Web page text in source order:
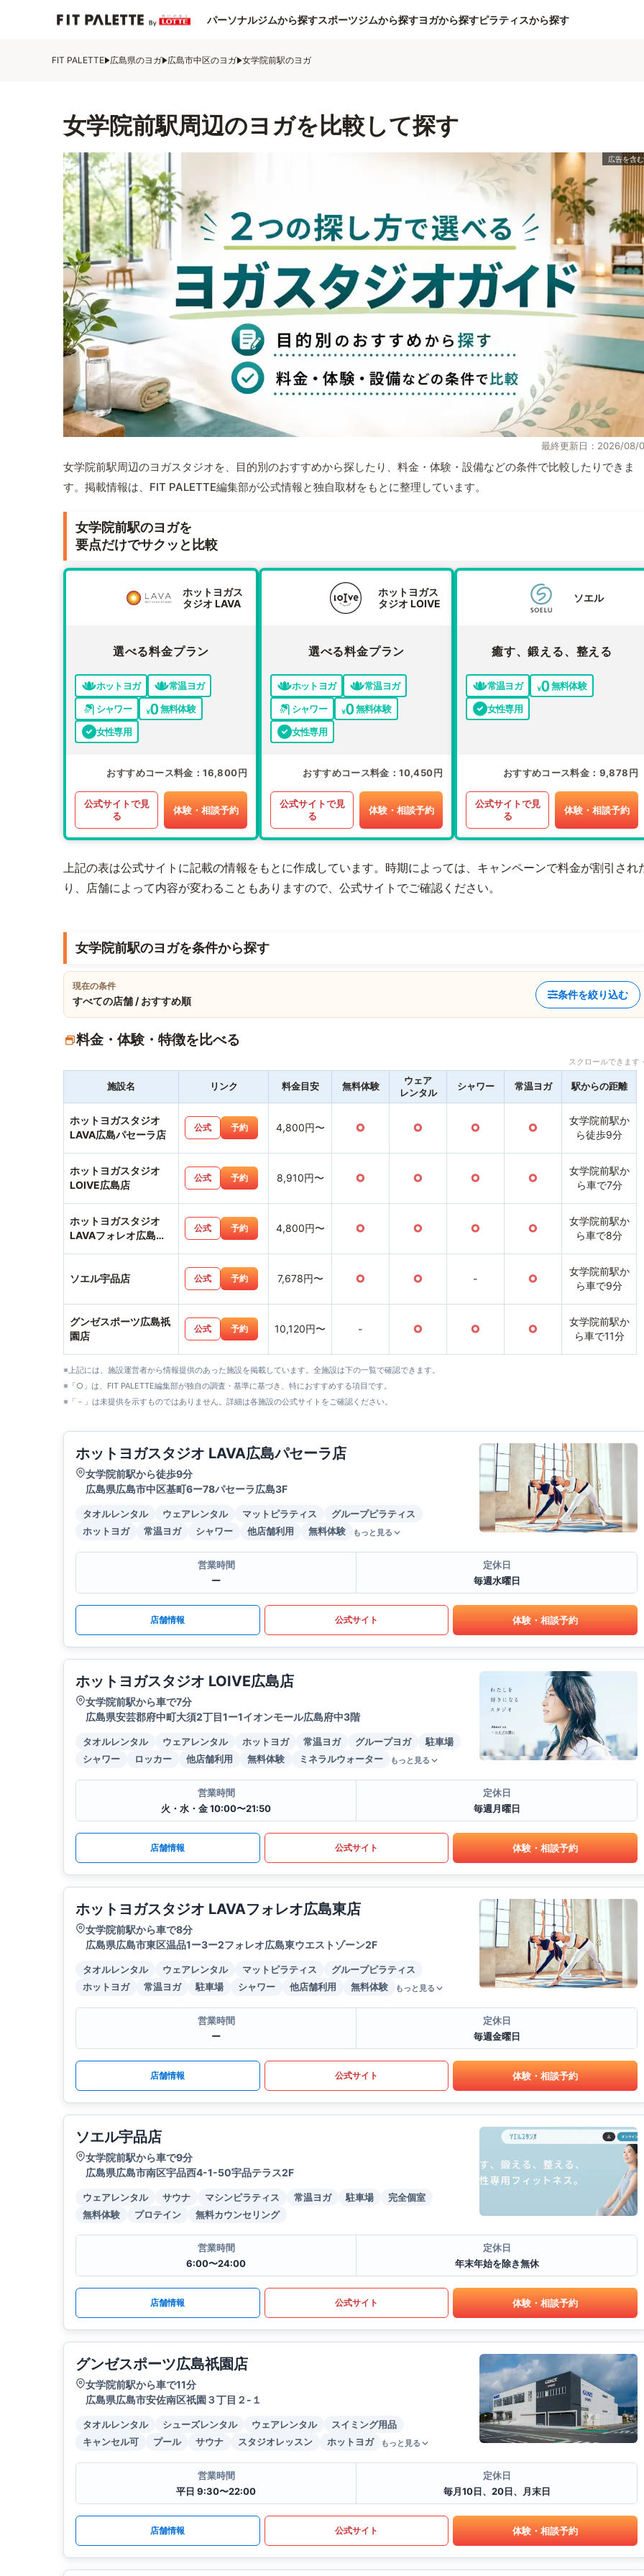
パーソナルジムから探すスポーツジムから探すヨガから探すピラティスから探す
FIT PALETTE 広島県のヨガ 広島市中区のヨガ 女学院前駅のヨガ
女学院前駅周辺のヨガを比較して探す
最終更新日：2026/08/
女学院前駅周辺のヨガスタジオを、目的別のおすすめから探したり、料金・体験・設備などの条件で比較したりできま
す。掲載情報は、FIT PALETTE編集部が公式情報と独自取材をもとに整理しています。
女学院前駅のヨガを
要点だけでサクッと比較
ホットヨガス
タジオ LAVA
選べる料金プラン
ホットヨガ
常温ヨガ
シャワー
無料体験
女性専用
おすすめコース料金 16,800円
公式サイトで見
る
体験・相談予約
ホットヨガス
タジオ LOIVE
選べる料金プラン
ホットヨガ
常温ヨガ
シャワー
無料体験
女性専用
おすすめコース料金 10,450円
公式サイトで見
る
体験・相談予約
ソエル
癒す、鍛える、整える
常温ヨガ
無料体験
女性専用
おすすめコース料金 9,878円
公式サイトで見
る
体験・相談予約
上記の表は公式サイトに記載の情報をもとに作成しています。時期によっては、キャンペーンで料金が割引され
り、店舗によって内容が変わることもありますので、公式サイトでご確認ください。
女学院前駅のヨガを条件から探す
現在の条件
すべての店舗 / おすすめ順
条件を絞り込む
料金・体験・特徴を比べる
スクロールできま
施設名 リンク 料金目安 無料体験
ウェア
レンタル
シャワー 常温ヨガ 駅からの距離
ホットヨガスタジオ
LAVA広島パセーラ店
公式 予約 4,800円〜 ○ ○ ○ ○
女学院前駅か
ら徒歩9分
ホットヨガスタジオ
LOIVE広島店
公式 予約 8,910円〜 ○ ○ ○ ○
女学院前駅か
ら車で7分
ホットヨガスタジオ
LAVAフォレオ広島東
公式 予約 4,800円〜 ○ ○ ○ ○
女学院前駅か
ら車で8分
ソエル宇品店 公式 予約 7,678円〜 ○ ○ - ○
女学院前駅か
ら車で9分
グンゼスポーツ広島祇
園店
公式 予約 10,120円〜 - ○ ○ ○
女学院前駅か
ら車で11分
※上記には、施設運営者から情報提供のあった施設を掲載しています。全施設は下の一覧で確認できます。
※「○」は、FIT PALETTE編集部が独自の調査・基準に基づき、特におすすめする項目です。
※「－」は未提供を示すものではありません。詳細は各施設の公式サイトをご確認ください。
ホットヨガスタジオ LAVA広島パセーラ店
女学院前駅から徒歩9分
広島県広島市中区基町6ー78パセーラ広島3F
タオルレンタル ウェアレンタル マットピラティス
グループピラティス
ホットヨガ
常温ヨガ シャワー 他店舗利用 無料体験 もっと見る
営業時間
ー
定休日
毎週水曜日
店舗情報 公式サイト 体験・相談予約
ホットヨガスタジオ LOIVE広島店
女学院前駅から車で7分
広島県安芸郡府中町大須2丁目1ー1イオンモール広島府中3階
タオルレンタル ウェアレンタル ホットヨガ 常温ヨガ グループヨガ
駐車場
シャワー
ロッカー 他店舗利用 無料体験 ミネラルウォーター もっと見る
営業時間
火・水・金 10:00〜21:50
定休日
毎週月曜日
店舗情報 公式サイト 体験・相談予約
ホットヨガスタジオ LAVAフォレオ広島東店
女学院前駅から車で8分
広島県広島市東区温品1ー3ー2フォレオ広島東ウエストゾーン2F
タオルレンタル ウェアレンタル マットピラティス
グループピラティス
ホットヨガ
常温ヨガ 駐車場 シャワー 他店舗利用 無料体験 もっと見る
営業時間
ー
定休日
毎週金曜日
店舗情報 公式サイト 体験・相談予約
ソエル宇品店
女学院前駅から車で9分
広島県広島市南区宇品西4-1-50宇品テラス2F
ウェアレンタル サウナ マシンピラティス 常温ヨガ 駐車場
完全個室
無料体験
プロテイン 無料カウンセリング
営業時間
6:00〜24:00
定休日
年末年始を除き無休
店舗情報 公式サイト 体験・相談予約
グンゼスポーツ広島祇園店
女学院前駅から車で11分
広島県広島市安佐南区祇園３丁目２-１
タオルレンタル シューズレンタル ウェアレンタル
スイミング用品
キャンセル可
プール サウナ スタジオレッスン ホットヨガ もっと見る
営業時間
平日 9:30〜22:00
定休日
毎月10日、20日、月末日
店舗情報 公式サイト 体験・相談予約